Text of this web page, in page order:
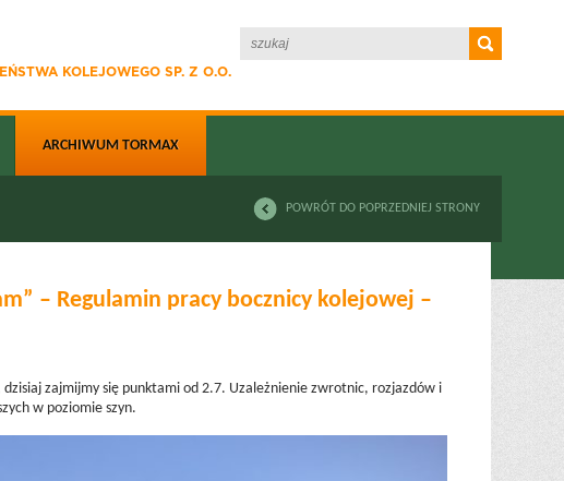
KOLEJOWEGO SP. Z O.O.
ARCHIWUM TORMAX
POWRÓT DO POPRZEDNIEJ STRONY
– Regulamin pracy bocznicy kolejowej –
zajmijmy się punktami od 2.7. Uzależnienie zwrotnic, rozjazdów i
w poziomie szyn.